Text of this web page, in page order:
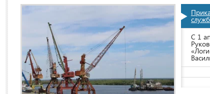
С 1